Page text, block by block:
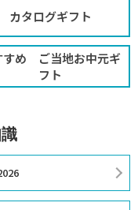
カタログギフト
すめ ご当地お中元ギ
フト